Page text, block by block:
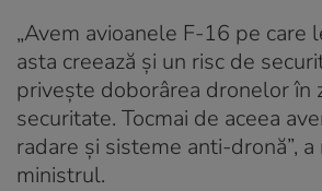
„Avem avioanele F-16 pe care
asta creează și un risc de
privește doborârea dronelor în
securitate. Tocmai de aceea
radare și sisteme anti-dronă”,
ministrul.